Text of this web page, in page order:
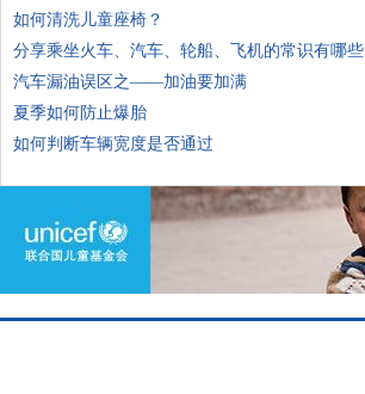
如何清洗儿童座椅？
分享乘坐火车、汽车、轮船、飞机的常识有哪些
汽车漏油误区之——加油要加满
夏季如何防止爆胎
如何判断车辆宽度是否通过